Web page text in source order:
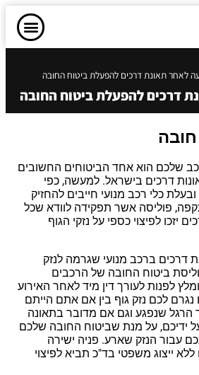
לאחר תאונת דרכים להפעלת ביטוח החובה
דרכים להפעלת ביטוח החובה
שלכם הוא אחד הביטוחים החשובים
דרכים בישראל. למעשה, כפי
כלי רכב מנועי חייבים להחזיק
פוליסה אשר תפקידה לוודא שכל
יזכו לפיצוי כספי על נזקי הגוף
דרכים ברכב מנועי שגרמה לנזק
ביטוח החובה של הרכבים
לפנות לעורך דין מיד לאחר האירוע
לכם נזק גוף בין אם אתם הייתם
הרגל שנפגע וגם אם מדובר בתאונה
ידיכם, על מנת שביטוח החובה שלכם
עבור הנזק שארע. פניה ישירה
ייצוג משפטי בד"כ תביא לפיצוי